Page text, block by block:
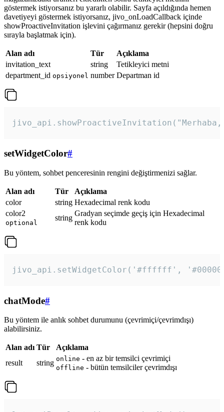
göstermek istiyorsanız bu yararlı olabilir. Sayfa açıldığında hemen
davetiyeyi göstermek istiyorsanız, jivo_onLoadCallback içinde
showProactiveInvitation işlevini çağırmanız gerekir (hepsini doğru
sırayla başlatmak için).
Alan adı Tür
Açıklama
invitation_text
string
Tetikleyici metni
department_id opsiyonel number Departman id
setWidgetColor#
Bu yöntem, sohbet penceresinin rengini değiştirmenizi sağlar.
Alan adı Tür
Açıklama
color
string Hexadecimal renk kodu
color2
optional
string
Gradyan seçimde geçiş için Hexadecimal
renk kodu
jivo_api.setWidgetColor('#ffffff',
chatMode#
Bu yöntem ile anlık sohbet durumunu (çevrimiçi/çevrimdışı)
alabilirsiniz.
Alan adı Tür
Açıklama
result
string online - en az bir temsilci çevrimiçi
offline - bütün temsilciler çevrimdışı